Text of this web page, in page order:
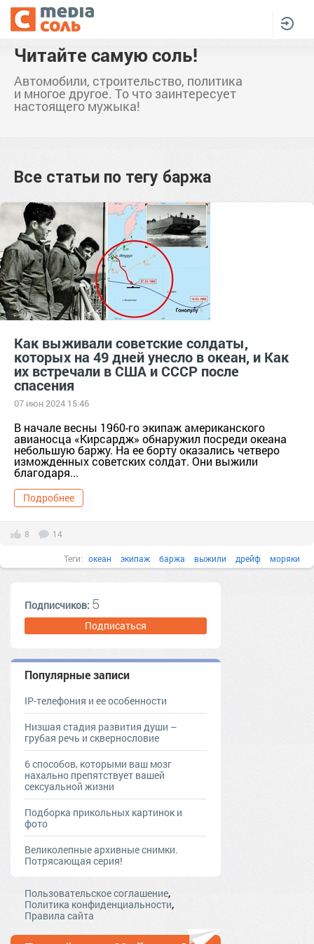
Читайте самую соль!
Автомобили, строительство, политика
и многое другое. То что заинтересует
настоящего мужыка!
Все статьи по тегу баржа
Как выживали советские солдаты,
которых на 49 дней унесло в океан, и Как
их встречали в США и СССР после
спасения
07 июн 2024 15:46
В начале весны 1960-го экипаж американского
авианосца «Кирсардж» обнаружил посреди океана
небольшую баржу. На ее борту оказались четверо
изможденных советских солдат. Они выжили
благодаря...
Подробнее
8 14
Теги: океан экипаж баржа выжили дрейф моряки
Подписчиков: 5
Подписаться
Популярные записи
IP-телефония и ее особенности
Низшая стадия развития души –
грубая речь и сквернословие
6 способов, которыми ваш мозг
нахально препятствует вашей
сексуальной жизни
Подборка прикольных картинок и
фото
Великолепные архивные снимки.
Потрясающая серия!
Пользовательское соглашение,
Политика конфиденциальности,
Правила сайта